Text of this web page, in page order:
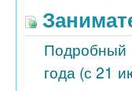
Подробный
года (с 21